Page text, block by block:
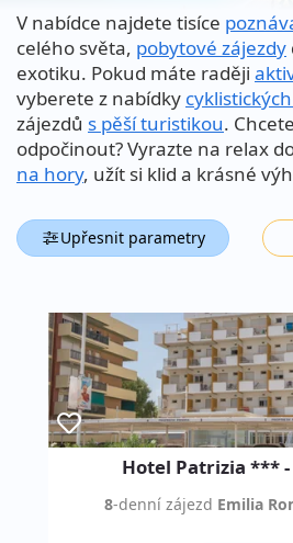
V nabídce najdete tisíce
celého světa, pobytové zájezdy
exotiku. Pokud máte raději
vyberete z nabídky
zájezdů s pěší turistikou.
odpočinout? Vyrazte na relax
na hory, užít si klid a krásné
Upřesnit parametry
Hotel Patrizia *** -
8-denní zájezd Emilia